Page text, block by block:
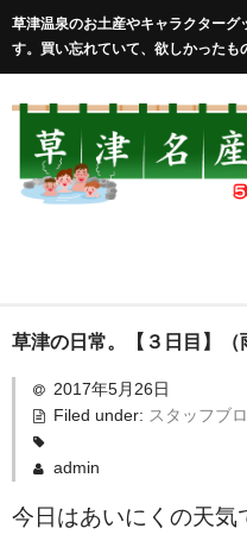
草津温泉のお土産やキャラクターグ
す。買い忘れていて、欲しかったも
HOME
在庫処分セール
全取扱商品
草津の日常。【３日目】（
2017年5月26日
Filed under: スタッフブ
admin
今日はあいにくの天気